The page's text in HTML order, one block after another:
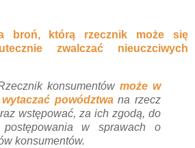
broń, którą rzecznik może się
zwalczać nieuczciwych
konsumentów może w
powództwana rzecz
wstępować, za ich zgodą, do
w sprawach o
konsumentów.